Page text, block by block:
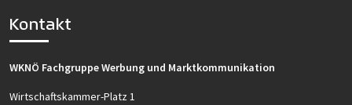
Kontakt
WKNÖ Fachgruppe Werbung und Marktkommunikation
Wirtschaftskammer-Platz 1